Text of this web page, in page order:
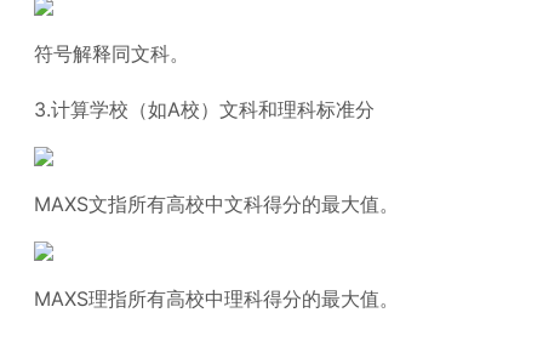
符号解释同文科。
3.计算学校（如A校）文科和理科标准分
MAXS文指所有高校中文科得分的最大值。
MAXS理指所有高校中理科得分的最大值。